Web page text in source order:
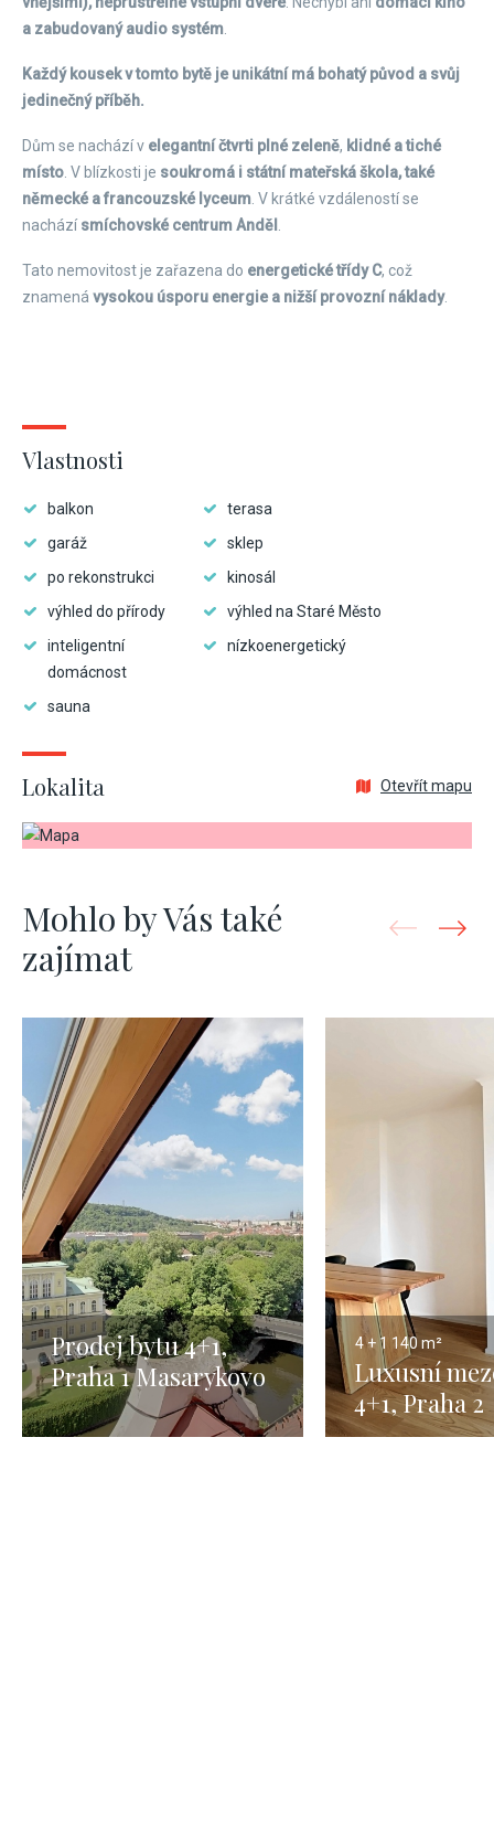
a zabudovaný audio systém
Každý kousek v tomto bytě je unikátní má bohatý původ a svůj
jedinečný příběh.
Dům se nachází v elegantní čtvrti plné zeleně, klidné a tiché
místo . V blízkosti je soukromá i státní mateřská škola, také
německé a francouzské lyceum . V krátké vzdáleností se
nacházísmíchovské centrum Anděl
Tato nemovitost je zařazena do energetické třídy C, což
znamená vysokou úsporu energie a nižší provozní náklady.
Vlastnosti
balkon
terasa
garáž
sklep
po rekonstrukci
kinosál
výhled do přírody
výhled na Staré Město
inteligentní
domácnost
nízkoenergetický
sauna
Lokalita Otevřít mapu
Mohlo by Vás také
zajímat
Prodej bytu 4+1,
Praha 1 Masarykovo
nábřeží- 241m
4 + 1 140 m²
Luxusní
4+1, Praha 2
Vinohrady –